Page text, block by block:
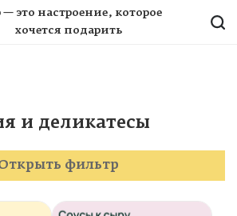
это настроение, которое
хочется подарить
и деликатесы
фильтр